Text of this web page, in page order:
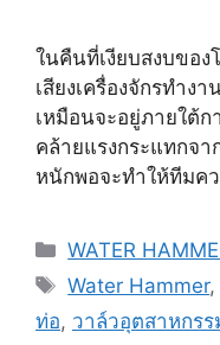
ในคืนที่เงียบสงบของ
เสียงเครื่องจักรทำง
เหมือนจะอยู่ภายใต้ก
คล้ายแรงกระแทกจา
หนักพอจะทำให้ทีมค
Categories
WATER
Tags
Water Hammer
ท่อ, วาล์วอุตสาหกรร